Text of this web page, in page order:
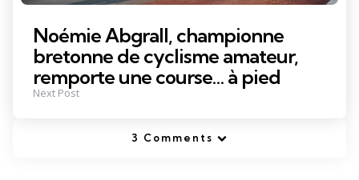
Noémie Abgrall, championne
bretonne de cyclisme amateur,
remporte une course… à pied
Next Post
3 Comments